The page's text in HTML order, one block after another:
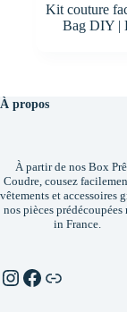
Kit couture
Bag DIY |
À propos
À partir de nos Box
Coudre, cousez
vêtements et accessoires
nos pièces prédécoupées
in France.
Instagram
Facebook
Linktr.ee